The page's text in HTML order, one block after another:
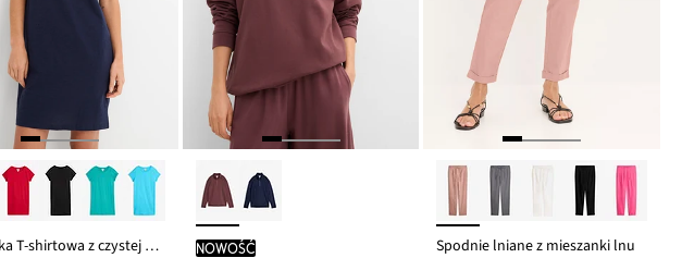
Sukienka T-shirtowa z czystej bawełny organicznej nowość Spodnie lniane z mieszanki lnu